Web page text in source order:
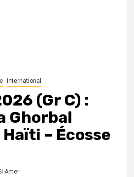
International
(Gr C) :
Ghorbal
– Écosse
Amer